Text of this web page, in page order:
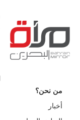
من نحن؟
أخبار